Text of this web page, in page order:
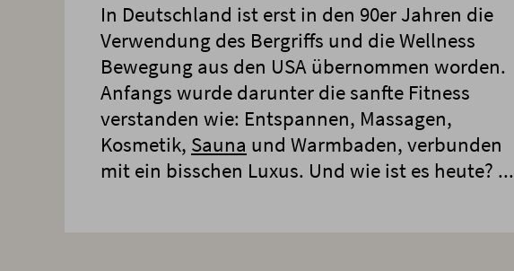
In Deutschland ist erst in den 90er Jahren die
Verwendung des Bergriffs und die Wellness
Bewegung aus den USA übernommen worden.
Anfangs wurde darunter die sanfte Fitness
verstanden wie: Entspannen, Massagen,
Kosmetik, Sauna und Warmbaden, verbunden
mit ein bisschen Luxus. Und wie ist es heute? ...